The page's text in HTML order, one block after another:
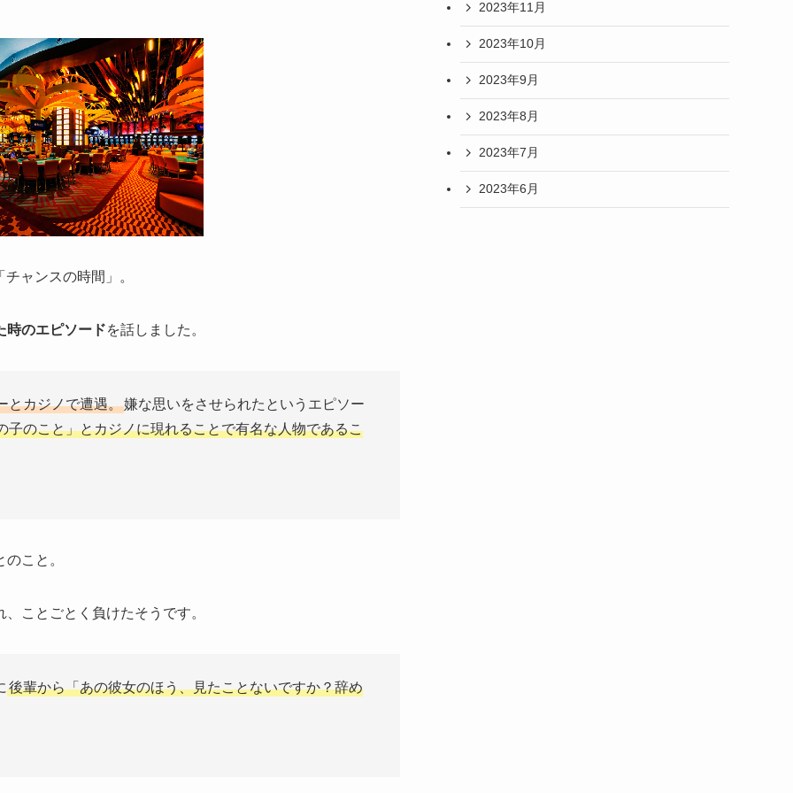
ャンスの時間」。
時のエピソードを話しました。
とカジノで遭遇。嫌な思いをさせられたというエピソー
子のこと」とカジノに現れることで有名な人物であるこ
こと。
ことごとく負けたそうです。
後輩から「あの彼女のほう、見たことないですか？辞め
2023年11月
2023年10月
2023年9月
2023年8月
2023年7月
2023年6月